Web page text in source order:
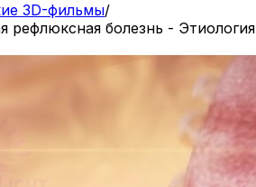
3D-фильмы/
рефлюксная болезнь - Этиология